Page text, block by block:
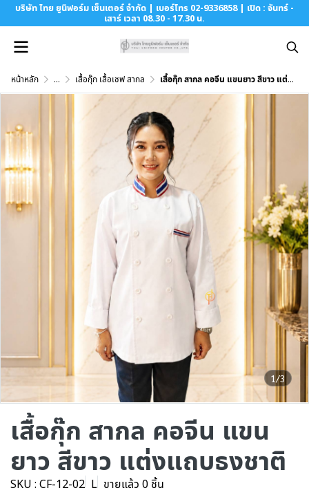
บริษัท ไทย ยูนิฟอร์ม เซ็นเตอร์ จำกัด | เบอร์โทร 02-9336858 | เปิด : จันทร์ -
เสาร์ เวลา 08.30 - 17.30 น.
หน้าหลัก ... เสื้อกุ๊ก เสื้อเชฟ สากล เสื้อกุ๊ก สากล คอจีน แขนยาว สีขาว แต่งแถบธงชาติ
1/3
เสื้อกุ๊ก สากล คอจีน แขน
ยาว สีขาว แต่งแถบธงชาติ
SKU : CF-12-02 L ขายแล้ว 0 ชิ้น